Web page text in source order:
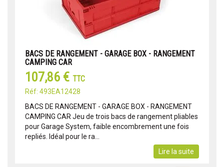
BACS DE RANGEMENT - GARAGE BOX - RANGEMENT
CAMPING CAR
107,86 € TTC
Réf: 493EA12428
BACS DE RANGEMENT - GARAGE BOX - RANGEMENT
CAMPING CAR Jeu de trois bacs de rangement pliables
pour Garage System, faible encombrement une fois
repliés. Idéal pour le ra...
Lire la suite